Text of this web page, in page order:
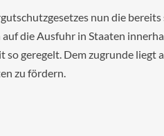
nun die bereits
die Ausfuhr in Staaten
geregelt. Dem zugrunde liegt
zu fördern.